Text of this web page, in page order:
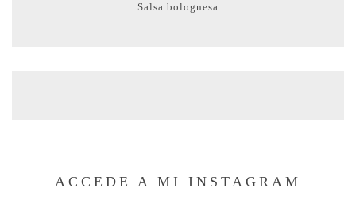
Salsa bolognesa
ACCEDE A MI INSTAGRAM